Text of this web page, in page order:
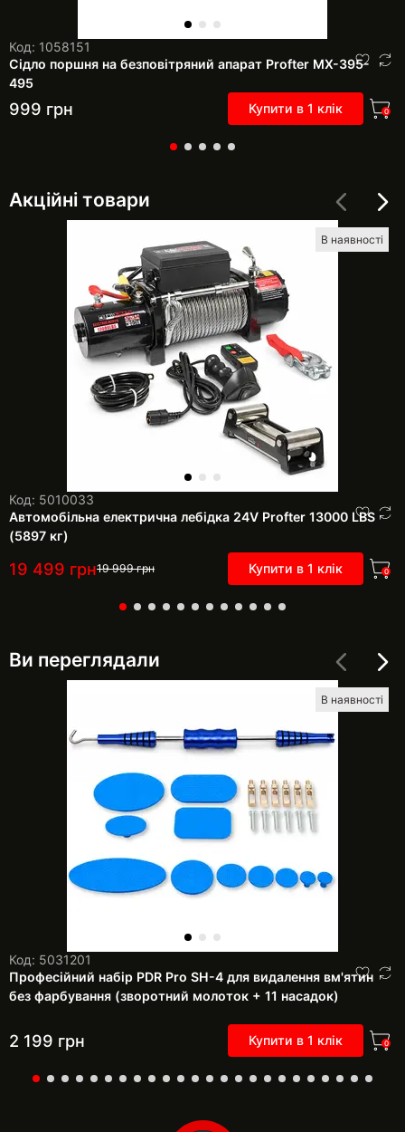
Код: 1058151
Сідло поршня на безповітряний апарат Profter МХ-395-
495
999 грн Купити в 1 клік 0
Акційні товари
В наявності
Код: 5010033
Автомобільна електрична лебідка 24V Profter 13000 LBS
(5897 кг)
19 499 грн19 999грн Купити в 1 клік 0
Ви переглядали
В наявності
Код: 5031201
Професійний набір PDR Pro SH-4 для видалення вм'ятин
без фарбування (зворотний молоток + 11 насадок)
2 199 грн Купити в 1 клік 0